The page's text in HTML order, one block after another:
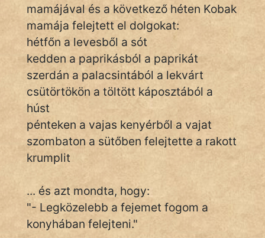
SZÓLÁS
És
KÖZMONDÁS
PSZICHO
ZENE
FILM
ÉLETMÓD
mamájával és a következő héten Kobak
mamája felejtett el dolgokat:
hétfőn a levesből a sót
kedden a paprikásból a paprikát
szerdán a palacsintából a lekvárt
csütörtökön a töltött káposztából a
húst
pénteken a vajas kenyérből a vajat
szombaton a sütőben felejtette a rakott
krumplit
... és azt mondta, hogy:
"- Legközelebb a fejemet fogom a
konyhában felejteni."